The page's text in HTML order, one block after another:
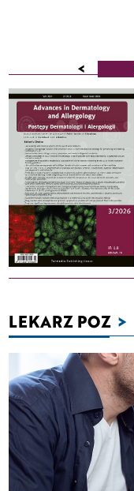
<
LEKARZ POZ >